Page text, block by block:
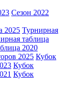
Сезон 2022
2025 Турнирная
таблица
2020
2025 Кубок
Кубок
Кубок